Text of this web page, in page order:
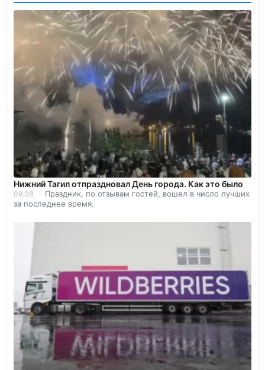
Нижний Тагил отпраздновал День города. Как это было
09.08
Праздник, по отзывам гостей, вошел в число лучших
за последнее время.